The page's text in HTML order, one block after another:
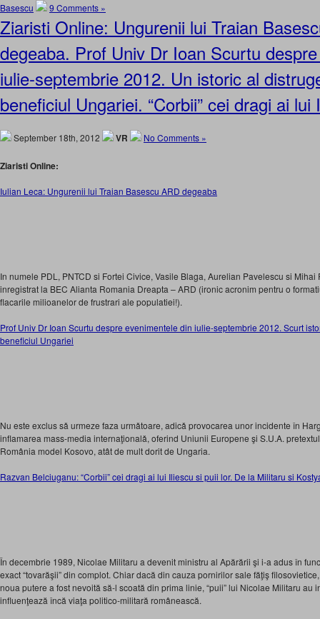
Basescu
9 Comments »
Ziaristi Online: Ungurenii lui Traian
degeaba. Prof Univ Dr Ioan Scurtu
iulie-septembrie 2012. Un istoric al
beneficiul Ungariei. “Corbii” cei dragi ai
September 18th, 2012 VR No Comments »
Ziaristi Online:
Iulian Leca: Ungurenii lui Traian Basescu ARD degeaba
In numele PDL, PNTCD si Fortei Civice, Vasile Blaga, Aurelian Pavelescu si
inregistrat la BEC Alianta Romania Dreapta – ARD (ironic acronim pentru o
flacarile milioanelor de frustrari ale populatiei!).
Prof Univ Dr Ioan Scurtu despre evenimentele din iulie-septembrie 2012. Scurt
beneficiul Ungariei
Nu este exclus sǎ urmeze faza urmǎtoare, adicǎ provocarea unor incidente în
inflamarea mass-media internaţionalǎ, oferind Uniunii Europene şi S.U.A.
România model Kosovo, atât de mult dorit de Ungaria.
Razvan Belciuganu: “Corbii” cei dragi ai lui Iliescu si puii lor. De la Militaru si
În decembrie 1989, Nicolae Militaru a devenit ministru al Apărării şi i-a adus în
exact “tovarăşii” din complot. Chiar dacă din cauza pornirilor sale făţiş
noua putere a fost nevoită să-l scoată din prima linie, “puii” lui Nicolae Militaru au
influenţează încă viaţa politico-militară românească.